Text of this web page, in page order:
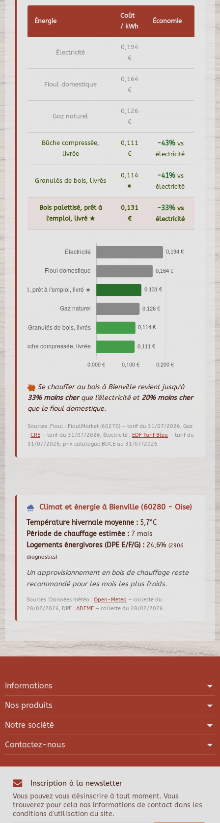
Énergie
Coût
/ kWh
Économie
Électricité
0,194
€
Fioul domestique
0,164
€
Gaz naturel
0,126
€
Bûche compressée,
livrée
0,111
€
-43%vs
électricité
Granulés de bois, livrés
0,114
€
-41%vs
électricité
Bois palettisé, prêt à
l'emploi, livré ★
0,131
€
-33%vs
électricité
Se chauffer au bois à Bienville revient jusqu'à
33% moins cherque l'électricité et 20% moins cher
que le fioul domestique.
Sources :Fioul : FioulMarket (60270) — tarif du 31/07/2026, Gaz
: CRE — tarif du 31/07/2026, Électricité : EDF Tarif Bleu — tarif du
31/07/2026, prix catalogue BDCE au 31/07/2026
Climat et énergie à Bienville (60280 - Oise)
Température hivernale moyenne : 5,7°C
Période de chauffage estimée : 7 mois
Logements énergivores (DPE E/F/G) : 24,6% (2906
diagnostics)
Un approvisionnement en bois de chauffage reste
recommandé pour les mois les plus froids.
Sources :Données météo : Open-Meteo — collecte du
28/02/2026, DPE : ADEME — collecte du 28/02/2026
Informations
Nos produits
Notre société
Contactez-nous
Inscription à la newsletter
Vous pouvez vous désinscrire à tout moment. Vous
trouverez pour cela nos informations de contact dans les
conditions d'utilisation du site.